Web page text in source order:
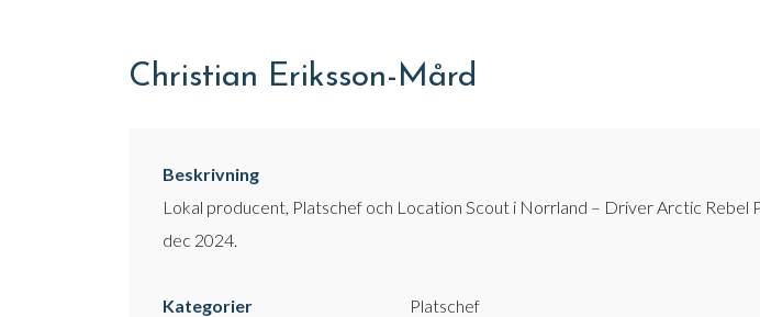
Christian Eriksson-Mård
Beskrivning
Lokal producent, Platschef och Location Scout i Norrland – Driver Arctic
dec 2024.
Kategorier
Platschef